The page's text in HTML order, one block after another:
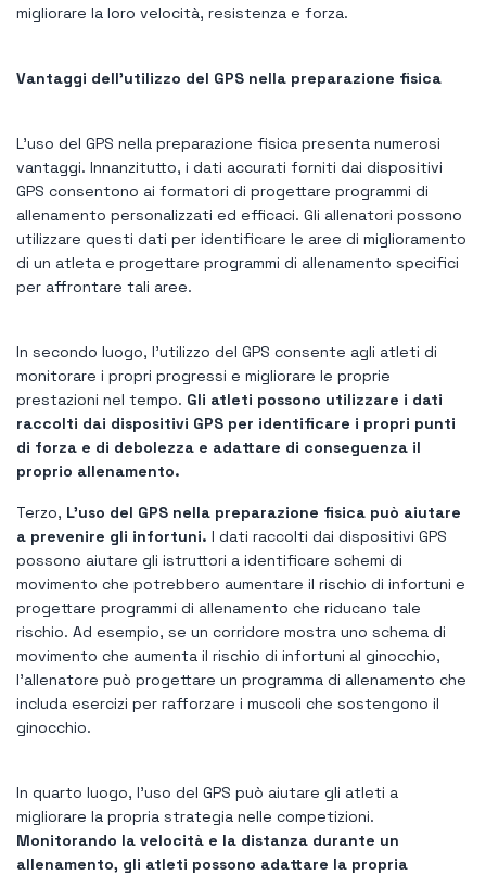
migliorare la loro velocità, resistenza e forza.
Vantaggi dell'utilizzo del GPS nella preparazione fisica
L'uso del GPS nella preparazione fisica presenta numerosi
vantaggi. Innanzitutto, i dati accurati forniti dai dispositivi
GPS consentono ai formatori di progettare programmi di
allenamento personalizzati ed efficaci. Gli allenatori possono
utilizzare questi dati per identificare le aree di miglioramento
di un atleta e progettare programmi di allenamento specifici
per affrontare tali aree.
In secondo luogo, l’utilizzo del GPS consente agli atleti di
monitorare i propri progressi e migliorare le proprie
prestazioni nel tempo. Gli atleti possono utilizzare i dati
raccolti dai dispositivi GPS per identificare i propri punti
di forza e di debolezza e adattare di conseguenza il
proprio allenamento.
Terzo, L'uso del GPS nella preparazione fisica può aiutare
a prevenire gli infortuni. I dati raccolti dai dispositivi GPS
possono aiutare gli istruttori a identificare schemi di
movimento che potrebbero aumentare il rischio di infortuni e
progettare programmi di allenamento che riducano tale
rischio. Ad esempio, se un corridore mostra uno schema di
movimento che aumenta il rischio di infortuni al ginocchio,
l’allenatore può progettare un programma di allenamento che
includa esercizi per rafforzare i muscoli che sostengono il
ginocchio.
In quarto luogo, l’uso del GPS può aiutare gli atleti a
migliorare la propria strategia nelle competizioni.
Monitorando la velocità e la distanza durante un
allenamento, gli atleti possono adattare la propria